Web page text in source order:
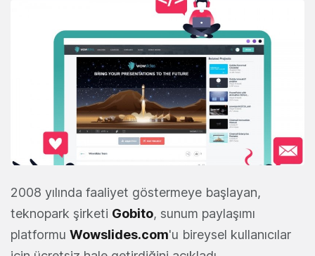
2008 yılında faaliyet göstermeye başlayan,
teknopark şirketi Gobito, sunum paylaşımı
platformu Wowslides.com'u bireysel kullanıcılar